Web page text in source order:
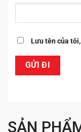
Lưu tên của
SẢN